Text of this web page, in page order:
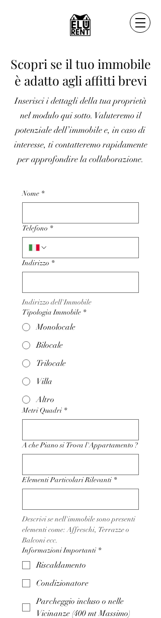
Scopri se il tuo immobile
è adatto agli affitti brevi
Inserisci i dettagli della tua proprietà
nel modulo qui sotto. Valuteremo il
potenziale dell’immobile e, in caso di
interesse, ti contatteremo rapidamente
per approfondire la collaborazione.
Nome *
Telefono *
Indirizzo *
Indirizzo dell'Immobile
Tipologia Immobile *
Monolocale
Bilocale
Trilocale
Villa
Altro
Metri Quadri *
A che Piano si Trova l'Appartamento ?
Elementi Particolari Rilevanti *
Descrivi se nell'immobile sono presenti
elementi come: Affreschi, Terrazze o
Balconi ecc.
Informazioni Importanti *
Riscaldamento
Condizionatore
Parcheggio incluso o nelle
Vicinanze (400 mt Massimo)